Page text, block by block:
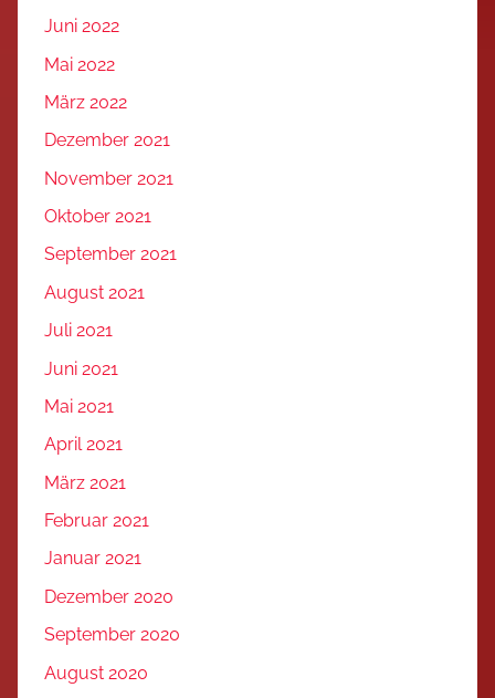
Juni 2022
Mai 2022
März 2022
Dezember 2021
November 2021
Oktober 2021
September 2021
August 2021
Juli 2021
Juni 2021
Mai 2021
April 2021
März 2021
Februar 2021
Januar 2021
Dezember 2020
September 2020
August 2020